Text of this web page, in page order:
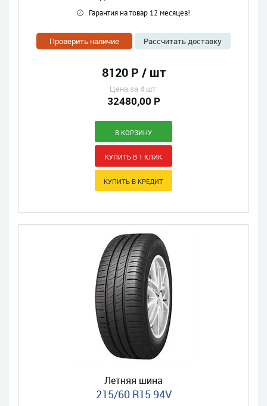
Гарантия на товар 12 месяцев!
Проверить наличие Рассчитать доставку
8120 Р / шт
Цена за 4 шт:
32480,00 Р
Летняя шина
215/60 R15 94V